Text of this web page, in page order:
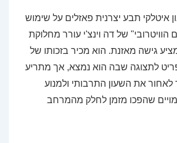
איטלקי תבע יצרנית פאזלים על שימוש
של דה וינצ'י עורר מחלוקת
גישה מאזנת. הוא מכיר בזכותו של
פריט לתצוגה שבה הוא נמצא, אך מתריע
לאחור את השעון התרבותי ולמנוע
שהפכו מזמן לחלק מהמרחב